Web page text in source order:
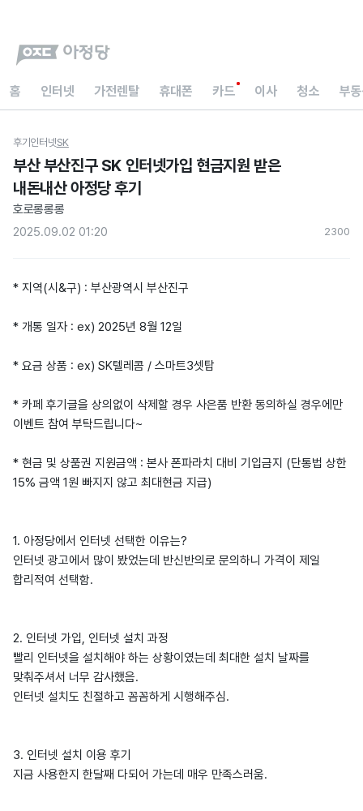
홈 인터넷 가전렌탈 휴대폰 카드 이사 청소 부
후기 인터넷SK
부산 부산진구 SK 인터넷가입 현금지원 받은
내돈내산 아정당 후기
호로롱롱롱
2025.09.02 01:20
2300
* 지역(시&구) : 부산광역시 부산진구
* 개통 일자 : ex) 2025년 8월 12일
* 요금 상품 : ex) SK텔레콤 / 스마트3셋탑
* 카페 후기글을 상의없이 삭제할 경우 사은품 반환 동의하실 경우에만
이벤트 참여 부탁드립니다~
* 현금 및 상품권 지원금액 : 본사 폰파라치 대비 기입금지 (단통법 상한
15% 금액 1원 빠지지 않고 최대현금 지급)
1. 아정당에서 인터넷 선택한 이유는?
인터넷 광고에서 많이 봤었는데 반신반의로 문의하니 가격이 제일
합리적여 선택함.
2. 인터넷 가입, 인터넷 설치 과정
빨리 인터넷을 설치해야 하는 상황이였는데 최대한 설치 날짜를
맞춰주셔서 너무 감사했음.
인터넷 설치도 친절하고 꼼꼼하게 시행해주심.
3. 인터넷 설치 이용 후기
지금 사용한지 한달째 다되어 가는데 매우 만족스러움.